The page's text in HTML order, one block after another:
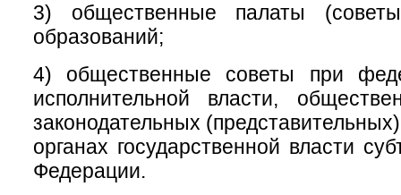
3) общественные палаты
образований;
4) общественные советы при
исполнительной власти,
законодательных
органах государственной власти
Федерации.